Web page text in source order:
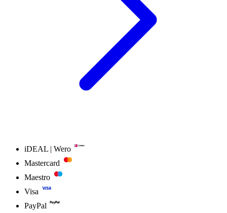
iDEAL | Wero
Mastercard
Maestro
Visa
PayPal